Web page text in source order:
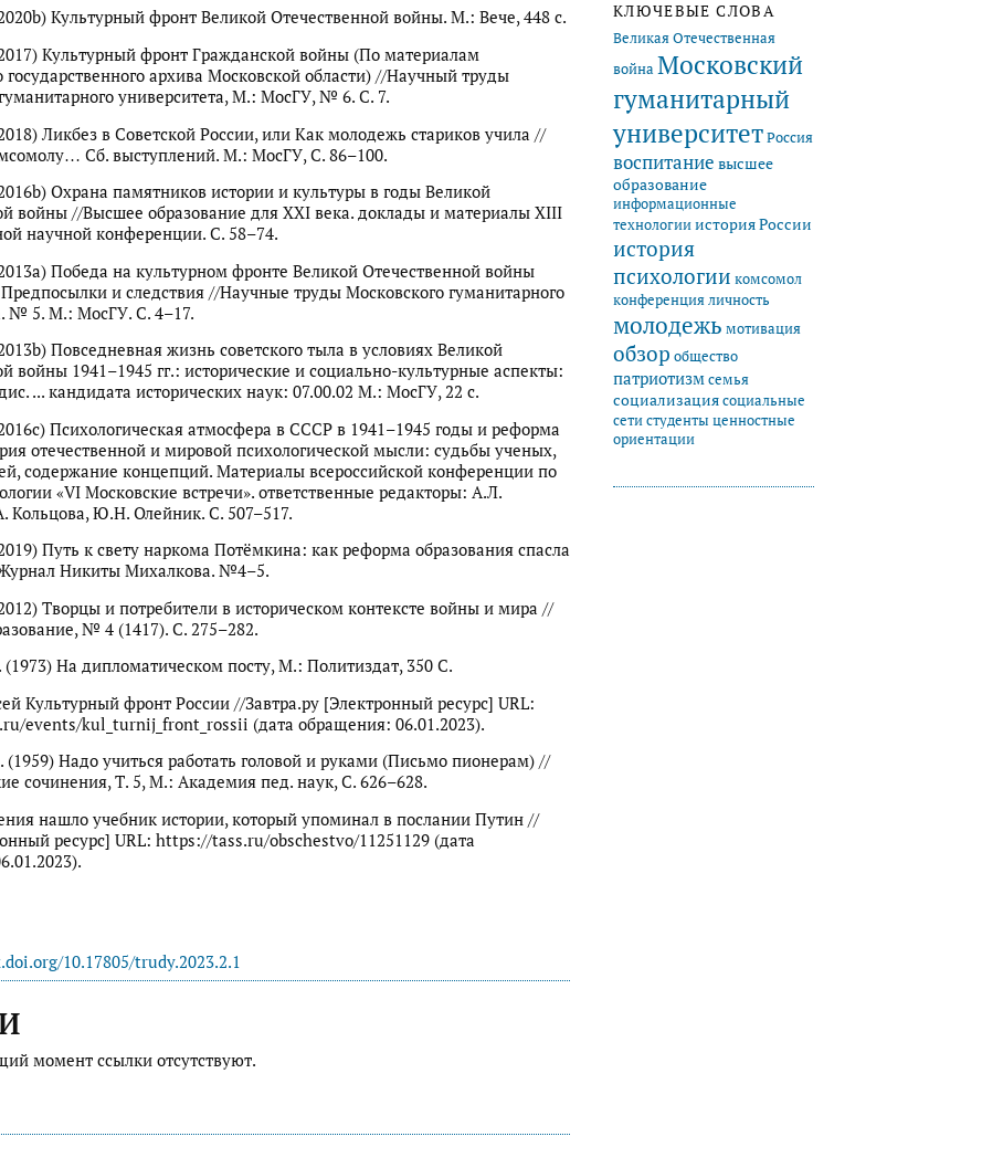
КЛЮЧЕВЫЕ СЛОВА
Великая Отечественная
войнаМосковский
гуманитарный
университетРоссия
воспитание высшее
образование
информационные
технологииистория России
история
психологии комсомол
конференцияличность
молодежь мотивация
обзор общество
патриотизмсемья
социализациясоциальные
сетистуденты ценностные
ориентации
Культурный фронт Великой Отечественной войны. М.: Вече, 448 с.
Культурный фронт Гражданской войны (По материалам
государственного архива Московской области) //Научный труды
университета, М.: МосГУ, № 6. С. 7.
Ликбез в Советской России, или Как молодежь стариков учила //
Сб. выступлений. М.: МосГУ, С. 86–100.
Охрана памятников истории и культуры в годы Великой
войны //Высшее образование для XXI века. доклады и материалы ХIII
научной конференции. С. 58–74.
Победа на культурном фронте Великой Отечественной войны
Предпосылки и следствия //Научные труды Московского гуманитарного
№ 5. М.: МосГУ. С. 4–17.
Повседневная жизнь советского тыла в условиях Великой
войны 1941–1945 гг.: исторические и социально-культурные аспекты:
... кандидата исторических наук: 07.00.02 М.: МосГУ, 22 с.
Психологическая атмосфера в СССР в 1941–1945 годы и реформа
отечественной и мировой психологической мысли: судьбы ученых,
содержание концепций. Материалы всероссийской конференции по
«VI Московские встречи». ответственные редакторы: А.Л.
Кольцова, Ю.Н. Олейник. С. 507–517.
Путь к свету наркома Потёмкина: как реформа образования спасла
Никиты Михалкова. №4–5.
Творцы и потребители в историческом контексте войны и мира //
№ 4 (1417). С. 275–282.
На дипломатическом посту, М.: Политиздат, 350 С.
Культурный фронт России //Завтра.ру [Электронный ресурс] URL:
events/kul_turnij_front_rossii (дата обращения: 06.01.2023).
(1959) Надо учиться работать головой и руками (Письмо пионерам) //
сочинения, Т. 5, М.: Академия пед. наук, С. 626–628.
нашло учебник истории, который упоминал в послании Путин //
ресурс] URL: https://tass.ru/obschestvo/11251129 (дата
10.17805/trudy.2023.2.1
момент ссылки отсутствуют.